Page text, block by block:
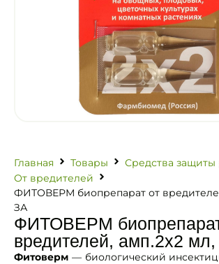
Главная Товары
Средства защиты
От вредителей
ФИТОВЕРМ биопрепарат от
ЗА
ФИТОВЕРМ
вредителей, амп.2х2
Фитоверм — биологический